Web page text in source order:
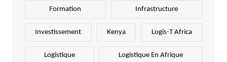
Formation Infrastructure
Investissement Kenya Logis-T Africa
Logistique Logistique En Afrique